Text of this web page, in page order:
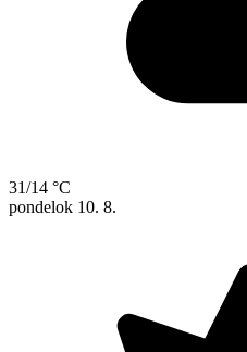
31/14 °C
pondelok 10. 8.